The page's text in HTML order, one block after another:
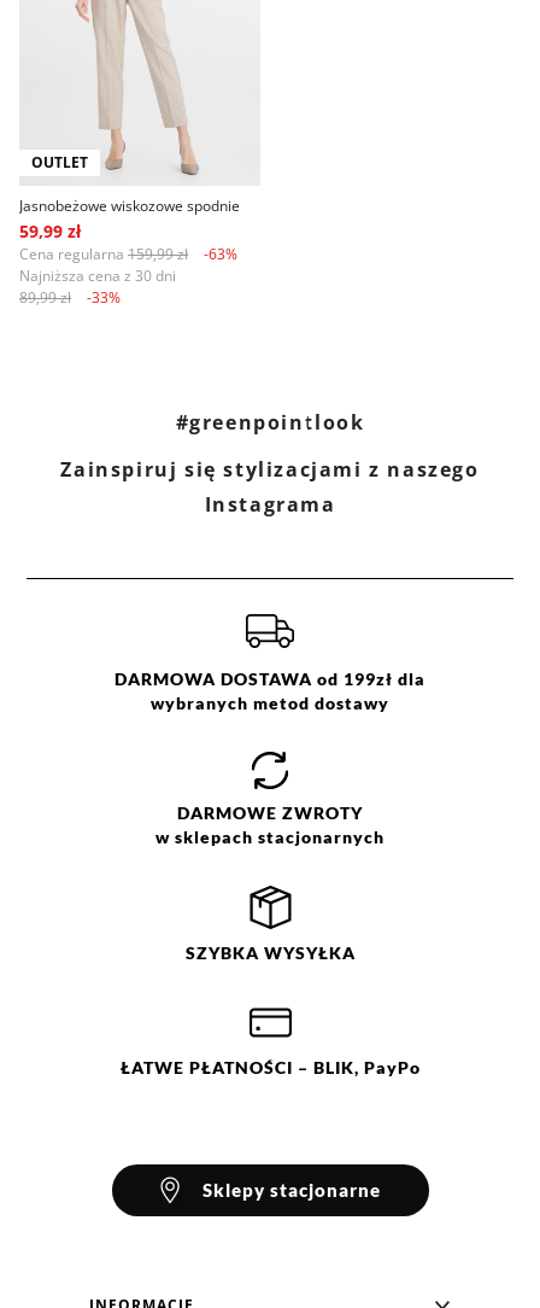
OUTLET
Jasnobeżowe wiskozowe spodnie
59,99 zł
Cena regularna 159,99 zł
-63%
Najniższa cena z 30 dni
89,99 zł
-33%
#greenpointlook
Zainspiruj się stylizacjami z naszego
Instagrama
DARMOWA DOSTAWA od 199zł dla
wybranych metod dostawy
DARMOWE ZWROTY
w sklepach stacjonarnych
SZYBKA WYSYŁKA
ŁATWE PŁATNOŚCI – BLIK, PayPo
Sklepy stacjonarne